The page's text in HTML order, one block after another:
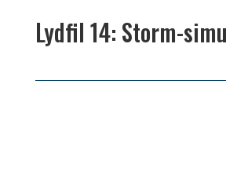
Lydfil 14: Storm-